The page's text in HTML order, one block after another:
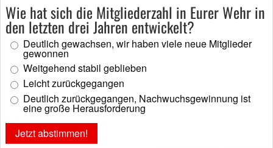
Wie hat sich die Mitgliederzahl in Eurer Wehr in
den letzten drei Jahren entwickelt?
Deutlich gewachsen, wir haben viele neue Mitglieder
gewonnen
Weitgehend stabil geblieben
Leicht zurückgegangen
Deutlich zurückgegangen, Nachwuchsgewinnung ist
eine große Herausforderung